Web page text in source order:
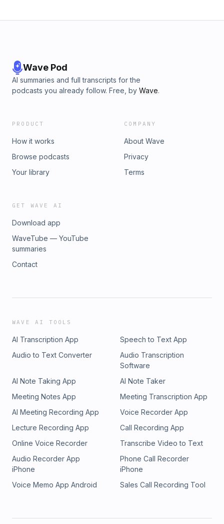
Wave Pod
AI summaries and full transcripts for the
podcasts you already follow. Free, by Wave.
PRODUCT
How it works
Browse podcasts
Your library
COMPANY
About Wave
Privacy
Terms
GET WAVE AI
Download app
WaveTube — YouTube
summaries
Contact
WAVE AI TOOLS
AI Transcription App
Speech to Text App
Audio to Text Converter
Audio Transcription
Software
AI Note Taking App
AI Note Taker
Meeting Notes App
Meeting Transcription App
AI Meeting Recording App
Voice Recorder App
Lecture Recording App
Call Recording App
Online Voice Recorder
Transcribe Video to Text
Audio Recorder App
iPhone
Phone Call Recorder
iPhone
Voice Memo App Android
Sales Call Recording Tool